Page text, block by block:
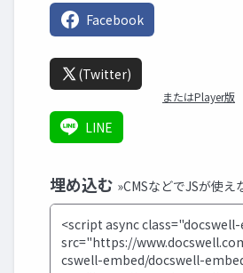
Facebook
(Twitter)
またはPlayer版
LINE
埋め込む »CMSなどでJSが使え